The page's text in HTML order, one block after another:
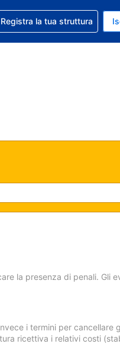
attuale: Euro
Lingua attuale:
aiuto con la
Registra la tua struttura
la presenza di penali. Gli
i termini per cancellare
ricettiva i relativi costi